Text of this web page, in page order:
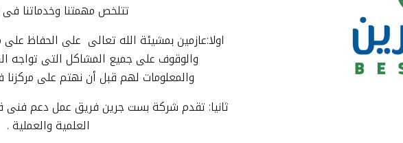
بست جرين روت بست جرين سيليكا
تتلخص مهمتنا وخدماتنا فى
اولا:عازمين بمشيئة الله تعالى على الحفاظ على
والوقوف على جميع المشاكل التى تواجه
والمعلومات لهم قبل أن نهتم على
ثانيا: تقدم شركة بست جرين فريق عمل دعم فنى
العلمية والعملية .